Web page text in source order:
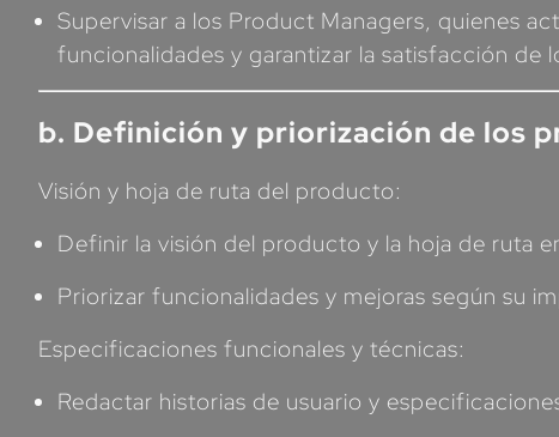
Supervisar a los Product Managers, quienes
funcionalidades y garantizar la satisfacción de
b. Definición y priorización de los
Visión y hoja de ruta del producto:
Definir la visión del producto y la hoja de ruta
Priorizar funcionalidades y mejoras según su
Especificaciones funcionales y técnicas:
Redactar historias de usuario y